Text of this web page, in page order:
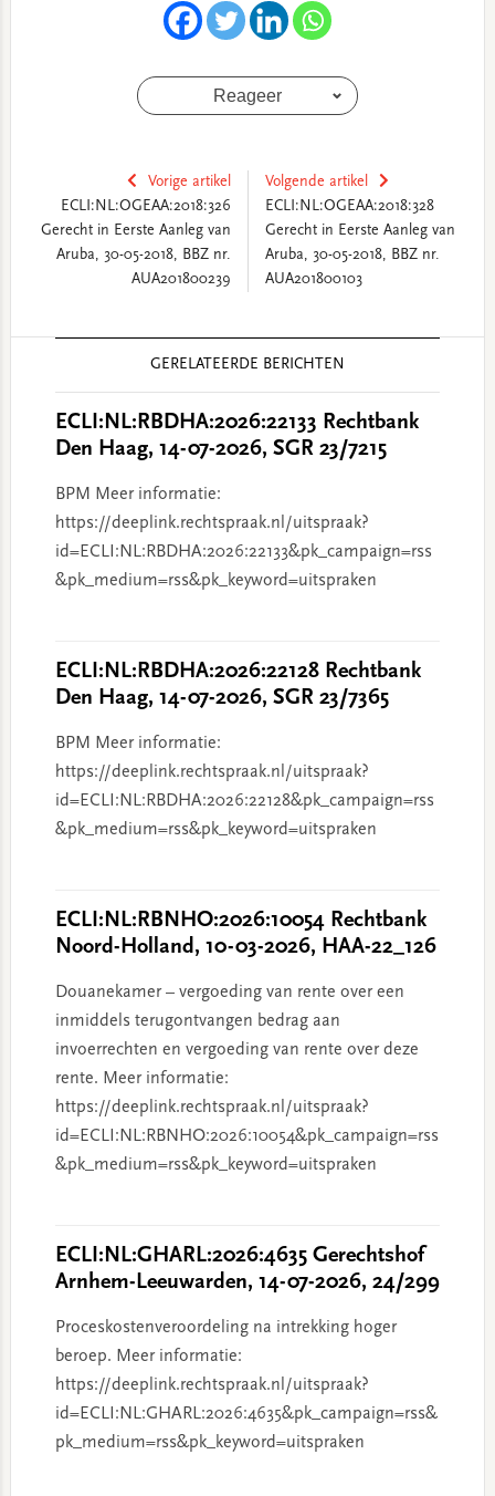
Reageer
Vorige artikel
ECLI:NL:OGEAA:2018:326
Gerecht in Eerste Aanleg van
Aruba, 30-05-2018, BBZ nr.
AUA201800239
Volgende artikel
ECLI:NL:OGEAA:2018:328
Gerecht in Eerste Aanleg van
Aruba, 30-05-2018, BBZ nr.
AUA201800103
GERELATEERDE BERICHTEN
ECLI:NL:RBDHA:2026:22133 Rechtbank
Den Haag, 14-07-2026, SGR 23/7215
BPM Meer informatie:
https://deeplink.rechtspraak.nl/uitspraak?
id=ECLI:NL:RBDHA:2026:22133&pk_campaign=rss
&pk_medium=rss&pk_keyword=uitspraken
ECLI:NL:RBDHA:2026:22128 Rechtbank
Den Haag, 14-07-2026, SGR 23/7365
BPM Meer informatie:
https://deeplink.rechtspraak.nl/uitspraak?
id=ECLI:NL:RBDHA:2026:22128&pk_campaign=rss
&pk_medium=rss&pk_keyword=uitspraken
ECLI:NL:RBNHO:2026:10054 Rechtbank
Noord-Holland, 10-03-2026, HAA-22_126
Douanekamer – vergoeding van rente over een
inmiddels terugontvangen bedrag aan
invoerrechten en vergoeding van rente over deze
rente. Meer informatie:
https://deeplink.rechtspraak.nl/uitspraak?
id=ECLI:NL:RBNHO:2026:10054&pk_campaign=rss
&pk_medium=rss&pk_keyword=uitspraken
ECLI:NL:GHARL:2026:4635 Gerechtshof
Arnhem-Leeuwarden, 14-07-2026, 24/299
Proceskostenveroordeling na intrekking hoger
beroep. Meer informatie:
https://deeplink.rechtspraak.nl/uitspraak?
id=ECLI:NL:GHARL:2026:4635&pk_campaign=rss&
pk_medium=rss&pk_keyword=uitspraken